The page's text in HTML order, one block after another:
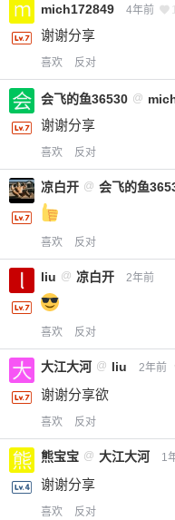
mich172849 4年前
谢谢分享
喜欢 反对
会飞的鱼36530 @
谢谢分享
喜欢 反对
凉白开 @ 会飞的鱼
喜欢 反对
liu @ 凉白开 2年前
喜欢 反对
大江大河 @ liu 2年前
谢谢分享欲
喜欢 反对
熊宝宝 @ 大江大河 1
谢谢分享
喜欢 反对